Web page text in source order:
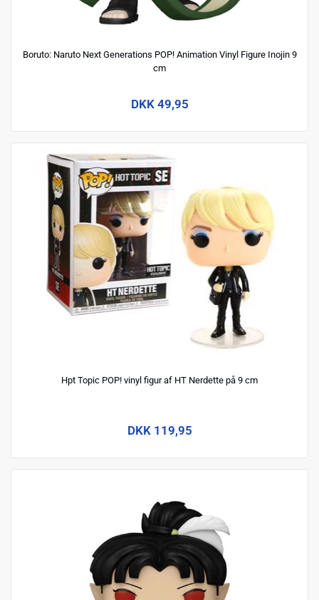
Boruto: Naruto Next Generations POP! Animation Vinyl Figure Inojin 9
cm
DKK 49,95
Hpt Topic POP! vinyl figur af HT Nerdette på 9 cm
DKK 119,95